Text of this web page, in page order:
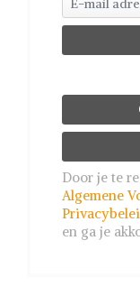
Door je te
Algemene
en ga je